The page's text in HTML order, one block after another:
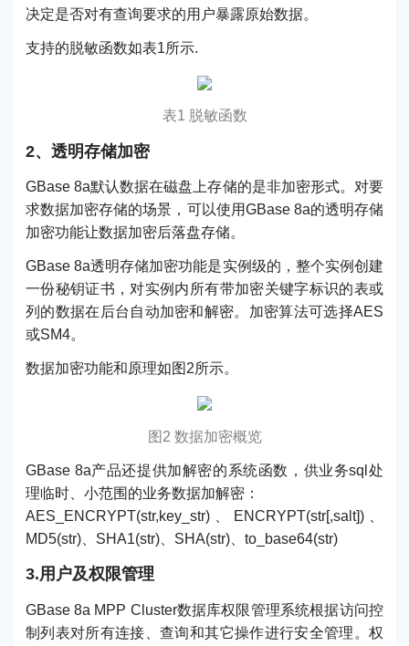
决定是否对有查询要求的用户暴露原始数据。
支持的脱敏函数如表1所示.
表1 脱敏函数
2、透明存储加密
GBase 8a默认数据在磁盘上存储的是非加密形式。对要
求数据加密存储的场景，可以使用GBase 8a的透明存储
加密功能让数据加密后落盘存储。
GBase 8a透明存储加密功能是实例级的，整个实例创建
一份秘钥证书，对实例内所有带加密关键字标识的表或
列的数据在后台自动加密和解密。加密算法可选择AES
或SM4。
数据加密功能和原理如图2所示。
图2 数据加密概览
GBase 8a产品还提供加解密的系统函数，供业务sql处
理临时、小范围的业务数据加解密：
AES_ENCRYPT(str,key_str)、ENCRYPT(str[,salt])、
MD5(str)、SHA1(str)、SHA(str)、to_base64(str)
3.用户及权限管理
GBase 8a MPP Cluster数据库权限管理系统根据访问控
制列表对所有连接、查询和其它操作进行安全管理。权